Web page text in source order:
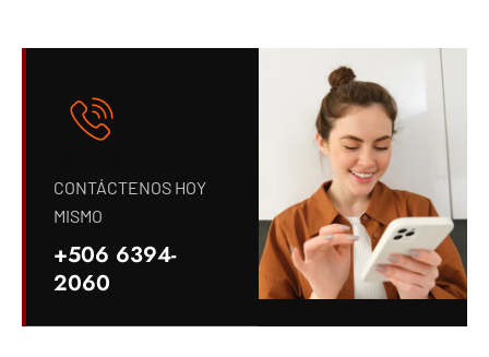
CONTÁCTENOS HOY
MISMO
+506 6394-
2060